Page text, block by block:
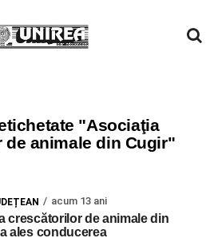
"Asociaţia
animale din Cugir"
acum 13 ani
crescătorilor de animale din
ales conducerea